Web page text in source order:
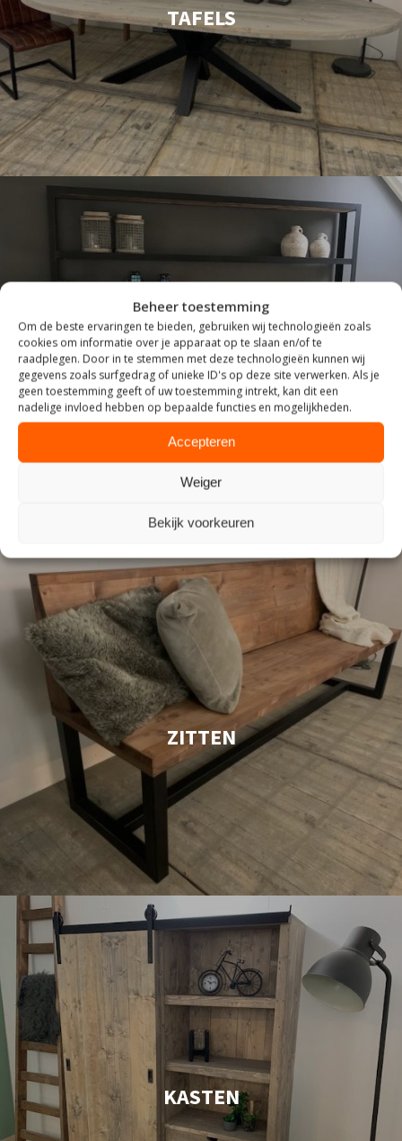
Beheer toestemming
Om de beste ervaringen te bieden, gebruiken wij technologieën zoals
cookies om informatie over je apparaat op te slaan en/of te
raadplegen. Door in te stemmen met deze technologieën kunnen wij
gegevens zoals surfgedrag of unieke ID's op deze site verwerken. Als je
geen toestemming geeft of uw toestemming intrekt, kan dit een
nadelige invloed hebben op bepaalde functies en mogelijkheden.
Accepteren
Weiger
Bekijk voorkeuren
TAFELS
INDUSTRIEEL
ZITTEN
KASTEN